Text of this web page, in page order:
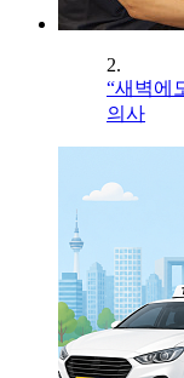
2.
“새벽에
의사